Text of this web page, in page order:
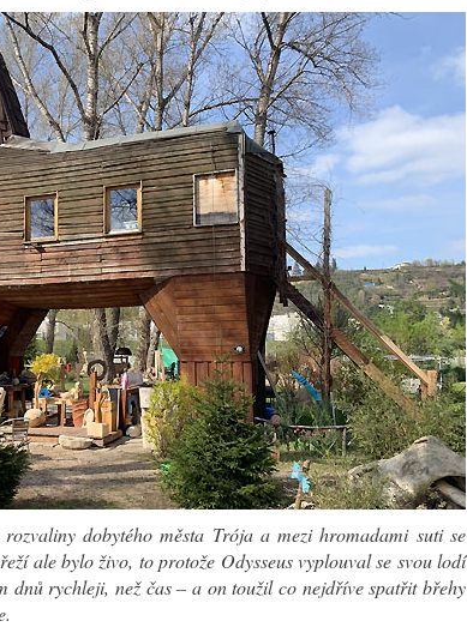
dobytého města Trója a mezi hromadami suti se
ale bylo živo, to protože Odysseus vyplouval se svou lodí
dnů rychleji, než čas – a on toužil co nejdříve spatřit břehy